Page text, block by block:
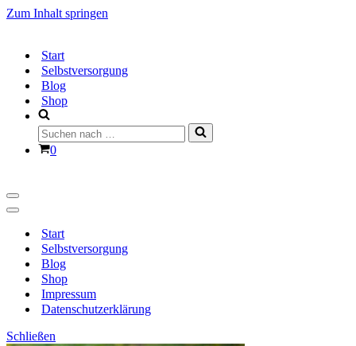
Zum Inhalt springen
Start
Selbstversorgung
Blog
Shop
Suchen
nach …
Warenkorb
0
Navigationsmenü
Navigationsmenü
Start
Selbstversorgung
Blog
Shop
Impressum
Datenschutzerklärung
Schließen